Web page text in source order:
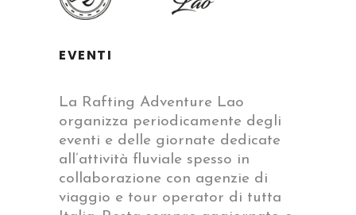
EVENTI
La Rafting Adventure Lao
organizza periodicamente degli
eventi e delle giornate dedicate
all’attività fluviale spesso in
collaborazione con agenzie di
viaggio e tour operator di tutta